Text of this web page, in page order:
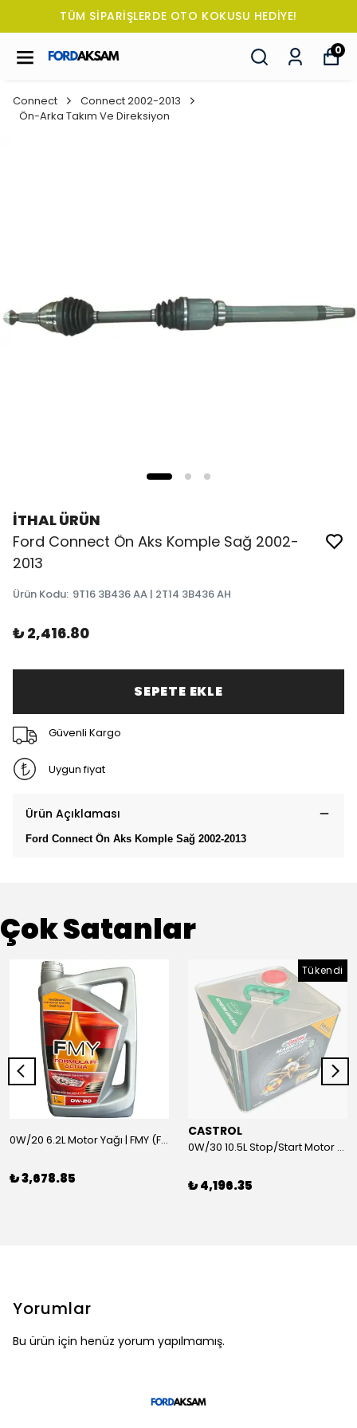
TÜM SİPARİŞLERDE OTO KOKUSU HEDİYE!
0
Connect
Connect 2002-2013
Ön-Arka Takım Ve Direksiyon
İTHAL ÜRÜN
Ford Connect Ön Aks Komple Sağ 2002-
2013
Ürün Kodu: 9T16 3B436 AA | 2T14 3B436 AH
₺ 2,416.80
SEPETE EKLE
Güvenli Kargo
Uygun fiyat
Ürün Açıklaması
Ford Connect Ön Aks Komple Sağ 2002-2013
Çok Satanlar
0W/20 6.2L Motor Yağı | FMY (Ford Motor Yağları)
₺ 3,678.85
Tükendi
CASTROL
0W/30 10.5L Stop/Start Motor Yağı | CASTROL
₺ 4,196.35
Yorumlar
Bu ürün için henüz yorum yapılmamış.